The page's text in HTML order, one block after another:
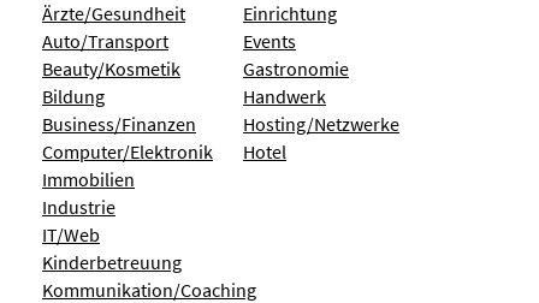
Ärzte/Gesundheit
Auto/Transport
Beauty/Kosmetik
Bildung
Business/Finanzen
Computer/Elektronik
Einrichtung
Events
Gastronomie
Handwerk
Hosting/Netzwerke
Hotel
Immobilien
Industrie
IT/Web
Kinderbetreuung
Kommunikation/Coaching